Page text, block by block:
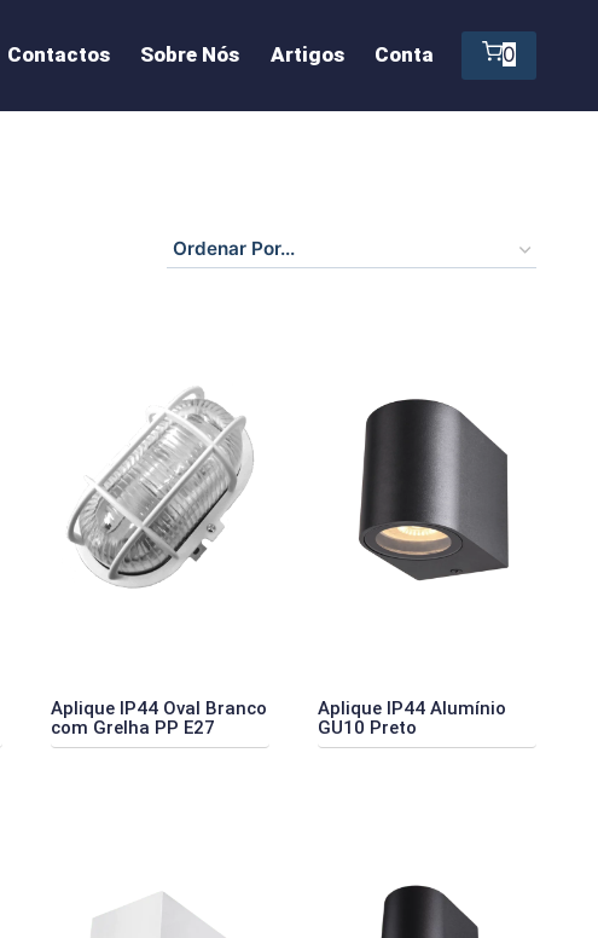
Contactos Sobre Nós Artigos Conta 0
Aplique IP44 Oval Branco
com Grelha PP E27
Aplique IP44 Alumínio
GU10 Preto